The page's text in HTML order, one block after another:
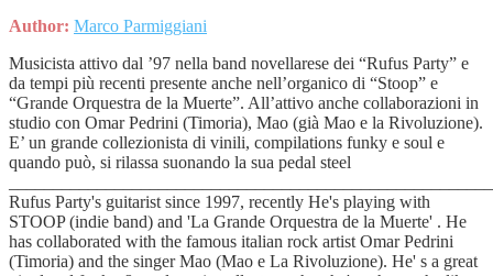
Author: Marco Parmiggiani
Musicista attivo dal ’97 nella band novellarese dei “Rufus Party” e
da tempi più recenti presente anche nell’organico di “Stoop” e
“Grande Orquestra de la Muerte”. All’attivo anche collaborazioni in
studio con Omar Pedrini (Timoria), Mao (già Mao e la Rivoluzione).
E’ un grande collezionista di vinili, compilations funky e soul e
quando può, si rilassa suonando la sua pedal steel
Rufus Party's guitarist since 1997, recently He's playing with
STOOP (indie band) and 'La Grande Orquestra de la Muerte' . He
has collaborated with the famous italian rock artist Omar Pedrini
(Timoria) and the singer Mao (Mao e La Rivoluzione). He' s a great